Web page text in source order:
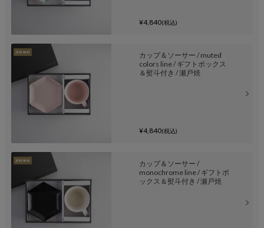
¥4,840(税込)
カップ＆ソーサー / muted
colors line / ギフトボックス
＆熨斗付き / 瀬戸焼
¥4,840(税込)
カップ＆ソーサー /
monochrome line / ギフトボ
ックス＆熨斗付き / 瀬戸焼